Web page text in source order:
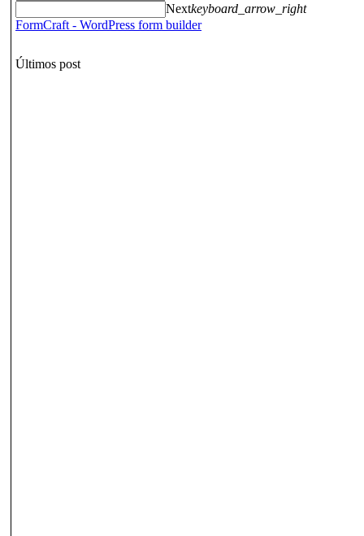
Nextkeyboard_arrow_right
FormCraft - WordPress form builder
Últimos post